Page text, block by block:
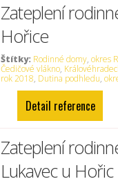
Zateplení
Hořice
Štítky: Rodinné domy,okres
Čedičové vlákno,
rok 2018, Dutina podhledu,
Detail reference
Zateplení
Lukavec u Hořic